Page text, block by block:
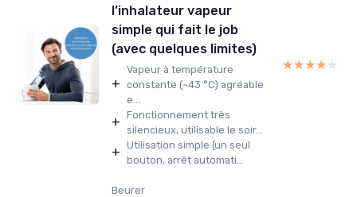
l’inhalateur vapeur
simple qui fait le job
(avec quelques limites)
+
Vapeur à température
constante (~43 °C) agréable
e...
+ Fonctionnement très
silencieux, utilisable le soir...
+ Utilisation simple (un seul
bouton, arrêt automati...
★★★★★
★★★★★
Beurer